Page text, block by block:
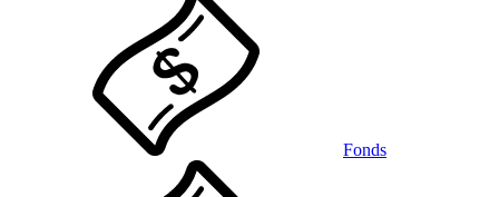
Fonds